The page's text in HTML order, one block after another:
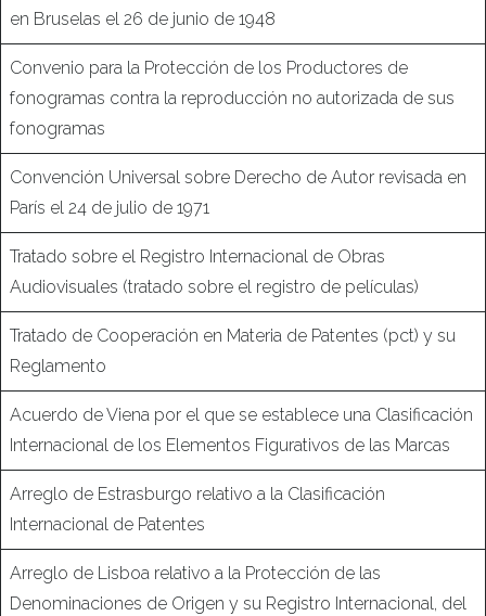
en Bruselas el 26 de junio de 1948
Convenio para la Protección de los Productores de
fonogramas contra la reproducción no autorizada de sus
fonogramas
Convención Universal sobre Derecho de Autor revisada en
París el 24 de julio de 1971
Tratado sobre el Registro Internacional de Obras
Audiovisuales (tratado sobre el registro de películas)
Tratado de Cooperación en Materia de Patentes (pct) y su
Reglamento
Acuerdo de Viena por el que se establece una Clasificación
Internacional de los Elementos Figurativos de las Marcas
Arreglo de Estrasburgo relativo a la Clasificación
Internacional de Patentes
Arreglo de Lisboa relativo a la Protección de las
Denominaciones de Origen y su Registro Internacional, del